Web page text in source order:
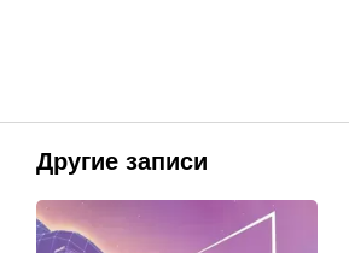
Другие записи